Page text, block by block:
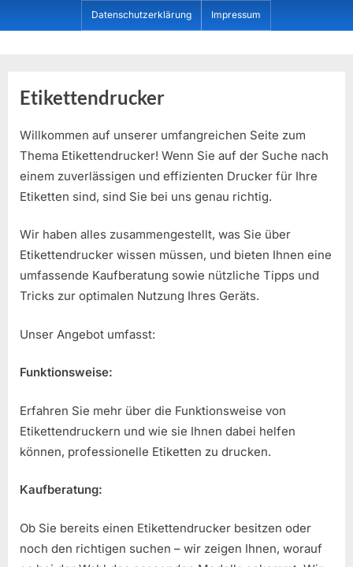
to
Datenschutzerklärung Impressum
Etikettendrucker
Willkommen auf unserer umfangreichen Seite zum
Thema Etikettendrucker! Wenn Sie auf der Suche nach
einem zuverlässigen und effizienten Drucker für Ihre
Etiketten sind, sind Sie bei uns genau richtig.
Wir haben alles zusammengestellt, was Sie über
Etikettendrucker wissen müssen, und bieten Ihnen eine
umfassende Kaufberatung sowie nützliche Tipps und
Tricks zur optimalen Nutzung Ihres Geräts.
Unser Angebot umfasst:
Funktionsweise:
Erfahren Sie mehr über die Funktionsweise von
Etikettendruckern und wie sie Ihnen dabei helfen
können, professionelle Etiketten zu drucken.
Kaufberatung:
Ob Sie bereits einen Etikettendrucker besitzen oder
noch den richtigen suchen – wir zeigen Ihnen, worauf